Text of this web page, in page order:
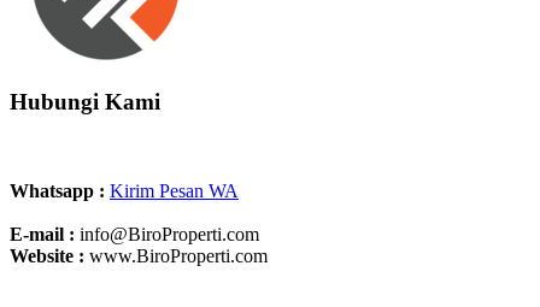
Hubungi Kami
Whatsapp : Kirim Pesan WA
E-mail : info@BiroProperti.com
Website : www.BiroProperti.com